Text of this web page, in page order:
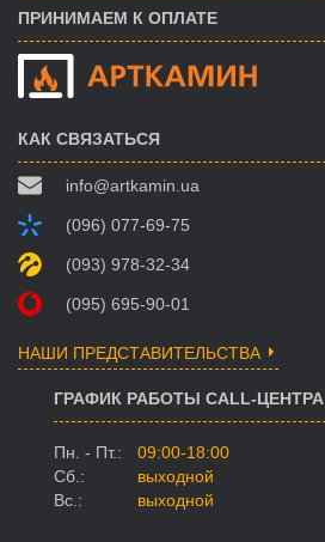
ПРИНИМАЕМ К ОПЛАТЕ
КАК СВЯЗАТЬСЯ
info@artkamin.ua
(096) 077-69-75
(093) 978-32-34
(095) 695-90-01
НАШИ ПРЕДСТАВИТЕЛЬСТВА
ГРАФИК РАБОТЫ CALL-ЦЕНТРА
Пн. - Пт.:
09:00-18:00
Сб.:
выходной
Вс.:
выходной